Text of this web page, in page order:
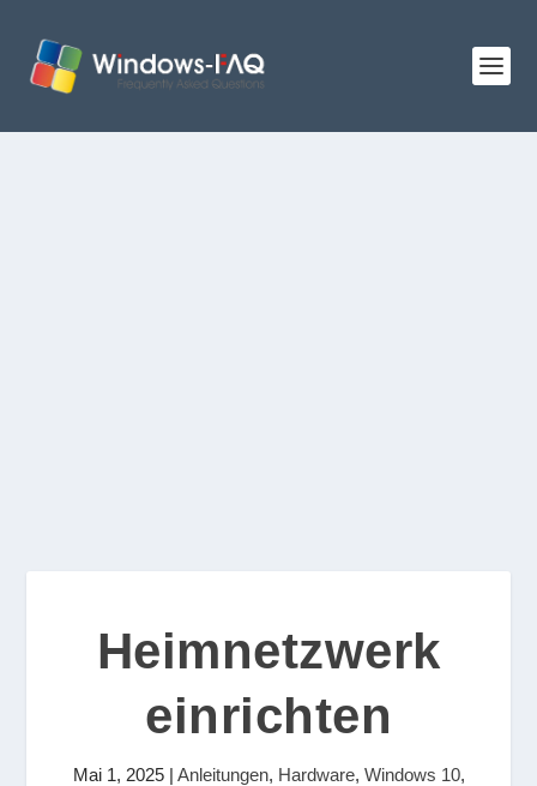
Heimnetzwerk
einrichten
Mai 1, 2025| Anleitungen, Hardware, Windows 10,